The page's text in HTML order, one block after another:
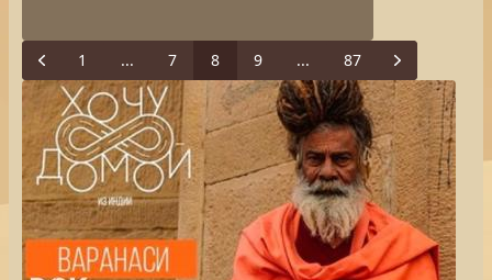
Previous
1 ... 7 8 9 ... 87 Next